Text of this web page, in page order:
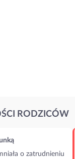
RODZICÓW
o zatrudnieniu